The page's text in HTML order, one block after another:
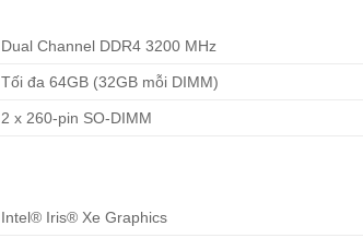
Dual Channel DDR4 3200 MHz
Tối đa 64GB (32GB mỗi DIMM)
2 x 260-pin SO-DIMM
Intel® Iris® Xe Graphics